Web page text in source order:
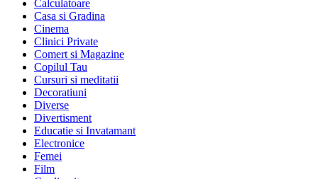
Calculatoare
Casa si Gradina
Cinema
Clinici Private
Comert si Magazine
Copilul Tau
Cursuri si meditatii
Decoratiuni
Diverse
Divertisment
Educatie si Invatamant
Electronice
Femei
Film